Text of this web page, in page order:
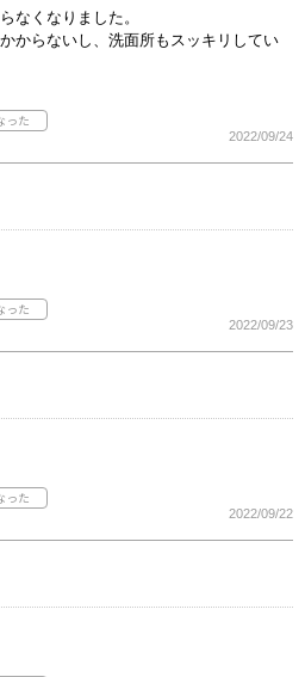
なくなりました。
からないし、洗面所もスッキリしてい
2022/09/24
2022/09/23
2022/09/22